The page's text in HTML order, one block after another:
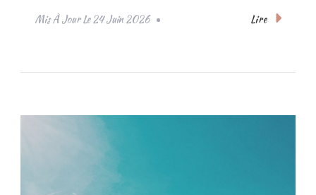
Mis À Jour Le24 Juin 2026 Lire